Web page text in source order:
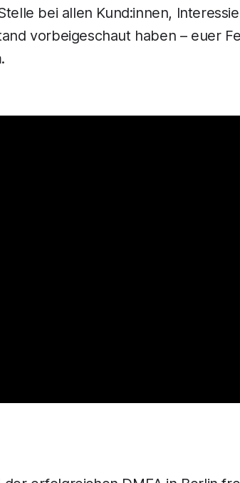
bei allen Kund:innen,
vorbeigeschaut haben – euer